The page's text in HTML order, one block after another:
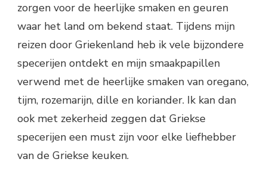
zorgen voor de heerlijke smaken en geuren
waar het land om bekend staat. Tijdens mijn
reizen door Griekenland heb ik vele bijzondere
specerijen ontdekt en mijn smaakpapillen
verwend met de heerlijke smaken van oregano,
tijm, rozemarijn, dille en koriander. Ik kan dan
ook met zekerheid zeggen dat Griekse
specerijen een must zijn voor elke liefhebber
van de Griekse keuken.